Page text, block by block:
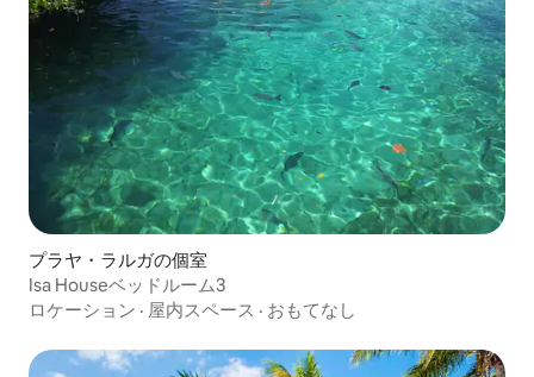
プラヤ・ラルガの個室
Isa Houseベッドルーム3
ロケーション · 屋内スペース · おもてなし